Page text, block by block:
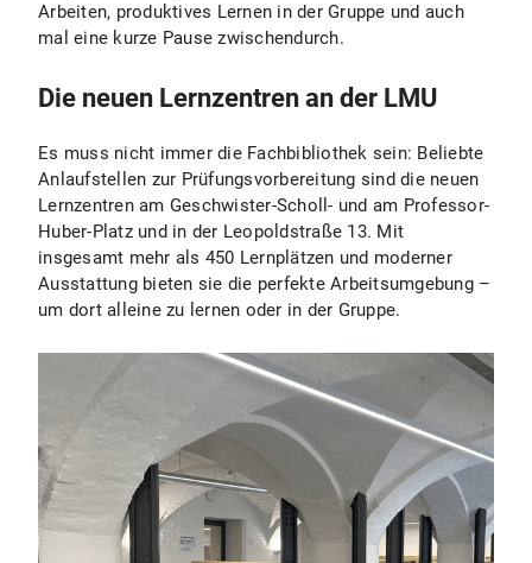
Arbeiten, produktives Lernen in der Gruppe und auch
mal eine kurze Pause zwischendurch.
Die neuen Lernzentren an der LMU
Es muss nicht immer die Fachbibliothek sein: Beliebte
Anlaufstellen zur Prüfungsvorbereitung sind die neuen
Lernzentren am Geschwister-Scholl- und am Professor-
Huber-Platz und in der Leopoldstraße 13. Mit
insgesamt mehr als 450 Lernplätzen und moderner
Ausstattung bieten sie die perfekte Arbeitsumgebung –
um dort alleine zu lernen oder in der Gruppe.